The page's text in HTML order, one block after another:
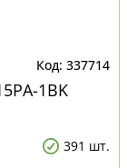
337714
1BK
391 шт.